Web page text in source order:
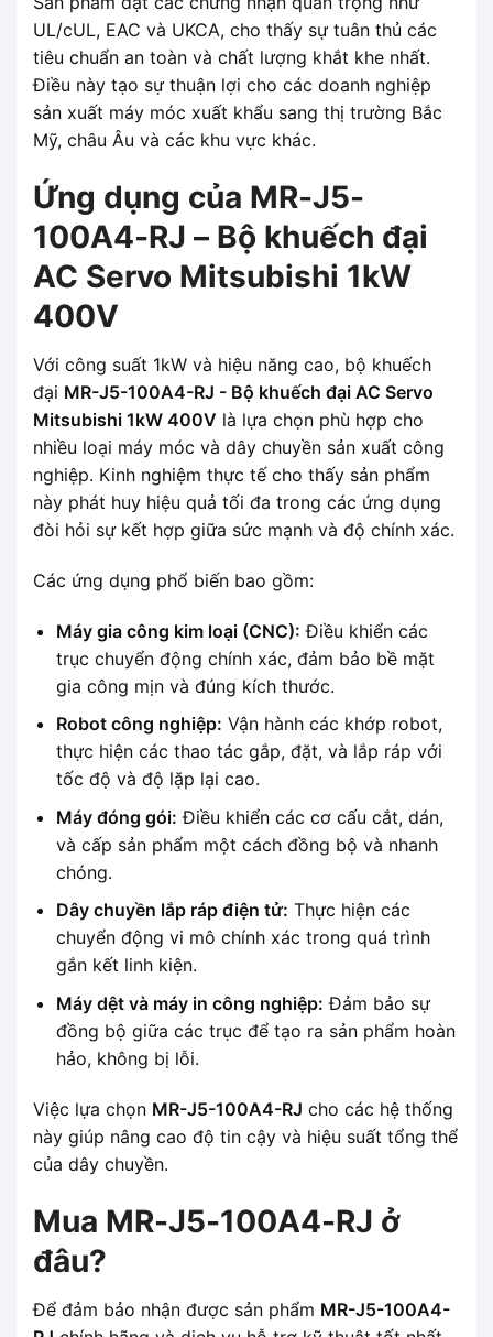
UL/cUL, EAC và UKCA, cho thấy sự tuân thủ các
tiêu chuẩn an toàn và chất lượng khắt khe nhất.
Điều này tạo sự thuận lợi cho các doanh nghiệp
sản xuất máy móc xuất khẩu sang thị trường Bắc
Mỹ, châu Âu và các khu vực khác.
Ứng dụng của MR-J5-
100A4-RJ – Bộ khuếch đại
AC Servo Mitsubishi 1kW
400V
Với công suất 1kW và hiệu năng cao, bộ khuếch
đại MR-J5-100A4-RJ - Bộ khuếch đại AC Servo
Mitsubishi 1kW 400V là lựa chọn phù hợp cho
nhiều loại máy móc và dây chuyền sản xuất công
nghiệp. Kinh nghiệm thực tế cho thấy sản phẩm
này phát huy hiệu quả tối đa trong các ứng dụng
đòi hỏi sự kết hợp giữa sức mạnh và độ chính xác.
Các ứng dụng phổ biến bao gồm:
Máy gia công kim loại (CNC): Điều khiển các
trục chuyển động chính xác, đảm bảo bề mặt
gia công mịn và đúng kích thước.
Robot công nghiệp: Vận hành các khớp robot,
thực hiện các thao tác gắp, đặt, và lắp ráp với
tốc độ và độ lặp lại cao.
Máy đóng gói: Điều khiển các cơ cấu cắt, dán,
và cấp sản phẩm một cách đồng bộ và nhanh
chóng.
Dây chuyền lắp ráp điện tử: Thực hiện các
chuyển động vi mô chính xác trong quá trình
gắn kết linh kiện.
Máy dệt và máy in công nghiệp: Đảm bảo sự
đồng bộ giữa các trục để tạo ra sản phẩm hoàn
hảo, không bị lỗi.
Việc lựa chọn MR-J5-100A4-RJ cho các hệ thống
này giúp nâng cao độ tin cậy và hiệu suất tổng thể
của dây chuyền.
Mua MR-J5-100A4-RJ ở
đâu?
Để đảm bảo nhận được sản phẩm MR-J5-100A4-